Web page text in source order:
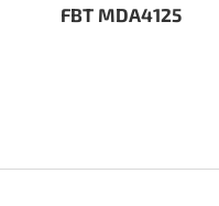
FBT MDA4125